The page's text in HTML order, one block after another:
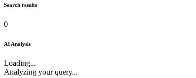
Search results
0
AI Analysis
Loading...
Analyzing your query...